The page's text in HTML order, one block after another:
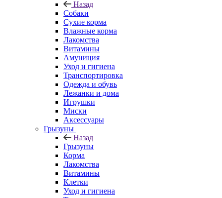
Назад
Собаки
Сухие корма
Влажные корма
Лакомства
Витамины
Амуниция
Уход и гигиена
Транспортировка
Одежда и обувь
Лежанки и дома
Игрушки
Миски
Аксессуары
Грызуны
Назад
Грызуны
Корма
Лакомства
Витамины
Клетки
Уход и гигиена